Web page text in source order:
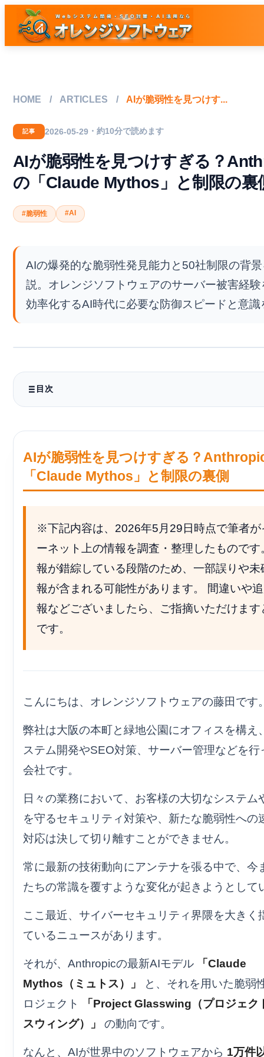
HOME / ARTICLES / AIが脆弱性を見つけす...
記事 2026-05-29 ・約10分で読めます
AIが脆弱性を見つけすぎる？
の「Claude Mythos」と制限の裏
#脆弱性 #AI
AIの爆発的な脆弱性発見能力と50社制限の背
説。オレンジソフトウェアのサーバー被害経
効率化するAI時代に必要な防御スピードと意識
目次
【非エンジニア向け】泥棒より先に鍵の壊れやすさを見つける
. AIは「超優秀なセキュリティ監査官」
. なぜ「50社だけ」に制限して隠しているの？
. Linux（リナックス）の連続発見について
. Project Glasswing と Claude Mythos Preview のスペック
. なぜ50社制限なのか？ ──「防衛の非対称性」と政府の介入
. Linux等における脆弱性ラッシュの背景
AIが脆弱性を見つけすぎる？
「Claude Mythos」と制限の裏側
※下記内容は、2026年5月29日時点で筆者が
ーネット上の情報を調査・整理したものです
報が錯綜している段階のため、一部誤りや未
報が含まれる可能性があります。 間違いや
報などございましたら、ご指摘いただけます
です。
こんにちは、オレンジソフトウェアの藤田です
弊社は大阪の本町と緑地公園にオフィスを構え
ステム開発やSEO対策、サーバー管理などを行
会社です。
日々の業務において、お客様の大切なシステム
を守るセキュリティ対策や、新たな脆弱性への
対応は決して切り離すことができません。
常に最新の技術動向にアンテナを張る中で、今
たちの常識を覆すような変化が起きようとして
ここ最近、サイバーセキュリティ界隈を大きく
ているニュースがあります。
それが、Anthropicの最新AIモデル
「Claude
Mythos（ミュトス）」
と、それを用いた脆弱
ロジェクト
「Project Glasswing（プロジェク
スウィング）」
の動向です。
なんと、AIが世界中のソフトウェアから 1万件